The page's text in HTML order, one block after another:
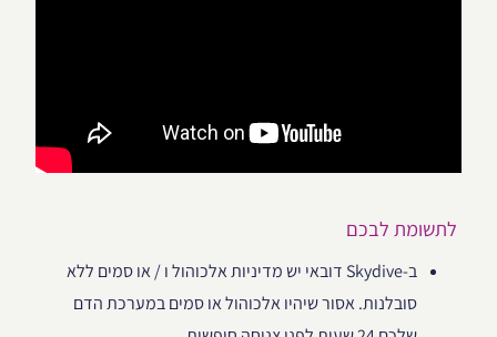
לתשומת לבכם
ב-Skydive דובאי יש מדיניות אלכוהול ו / או סמים ללא
סובלנות. אסור שיהיו אלכוהול או סמים במערכת הדם